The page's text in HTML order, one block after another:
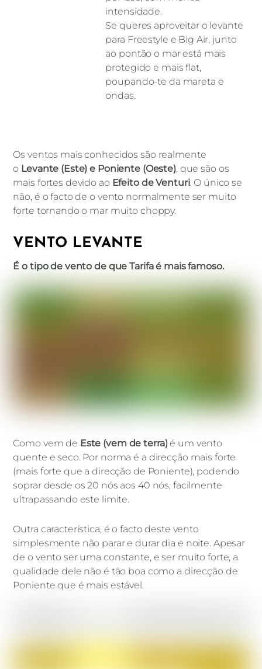
intensidade.
Se queres aproveitar o levante
para Freestyle e Big Air, junto
ao pontão o mar está mais
protegido e mais flat,
poupando-te da mareta e
ondas.
Os ventos mais conhecidos são realmente
o Levante (Este) e Poniente (Oeste), que são os
mais fortes devido ao Efeito de Venturi. O único se
não, é o facto de o vento normalmente ser muito
forte tornando o mar muito choppy.
VENTO LEVANTE
É o tipo de vento de que Tarifa é mais famoso.
Como vem de Este (vem de terra)é um vento
quente e seco. Por norma é a direcção mais forte
(mais forte que a direcção de Poniente), podendo
soprar desde os 20 nós aos 40 nós, facilmente
ultrapassando este limite.
Outra característica, é o facto deste vento
simplesmente não parar e durar dia e noite. Apesar
de o vento ser uma constante, e ser muito forte, a
qualidade dele não é tão boa como a direcção de
Poniente que é mais estável.